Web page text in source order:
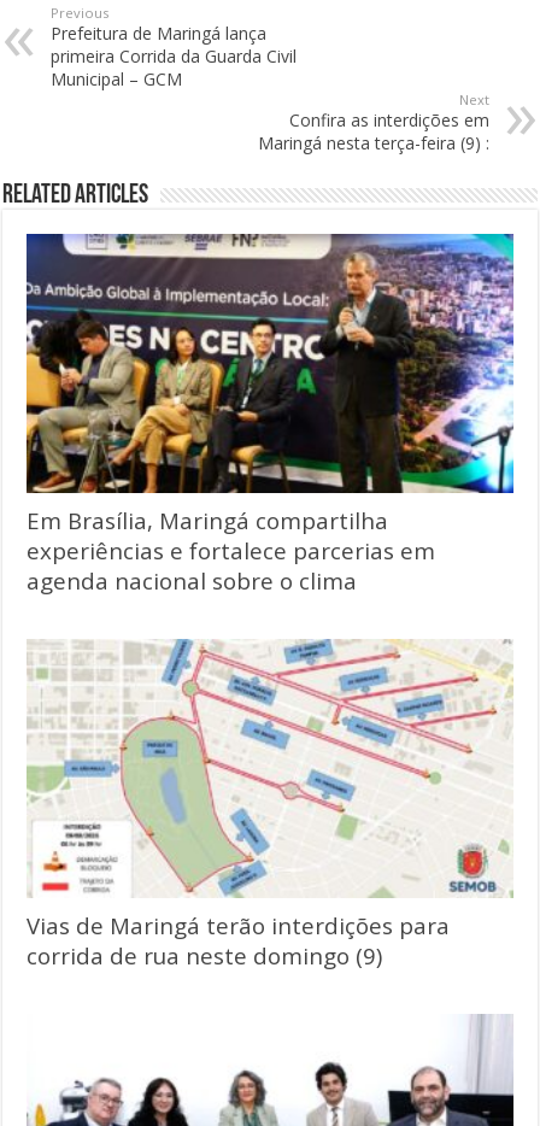
Previous
Prefeitura de Maringá lança
primeira Corrida da Guarda Civil
Municipal – GCM
Next
Confira as interdições em
Maringá nesta terça-feira (9) :
Related Articles
Em Brasília, Maringá compartilha
experiências e fortalece parcerias em
agenda nacional sobre o clima
Vias de Maringá terão interdições para
corrida de rua neste domingo (9)